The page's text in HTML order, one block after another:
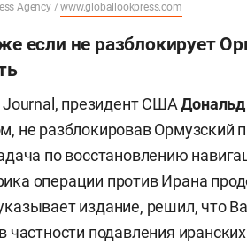
Agency /www.globallookpress.com
если не разблокирует
Journal, президент США
не разблокировав Ормузский
по восстановлению
операции против Ирана
издание, решил, что
частности подавления